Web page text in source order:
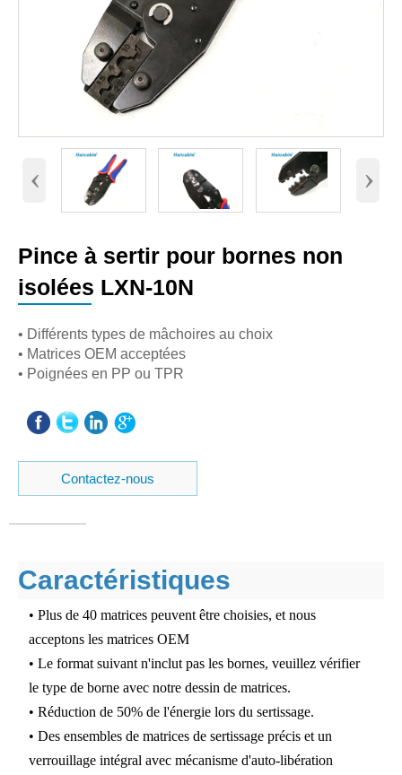
‹ ›
Pince à sertir pour bornes non
isolées LXN-10N
• Différents types de mâchoires au choix
• Matrices OEM acceptées
• Poignées en PP ou TPR
Contactez-nous
Caractéristiques
• Plus de 40 matrices peuvent être choisies, et nous
acceptons les matrices OEM
• Le format suivant n'inclut pas les bornes, veuillez vérifier
le type de borne avec notre dessin de matrices.
• Réduction de 50% de l'énergie lors du sertissage.
• Des ensembles de matrices de sertissage précis et un
verrouillage intégral avec mécanisme d'auto-libération